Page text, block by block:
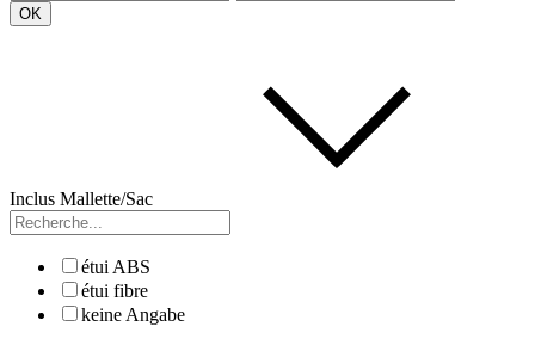
OK
Inclus Mallette/Sac
étui ABS
étui fibre
keine Angabe